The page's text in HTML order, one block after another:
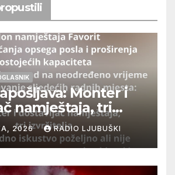
Monter i
namještaja, tri
2026 RADIO LJUBUŠKI